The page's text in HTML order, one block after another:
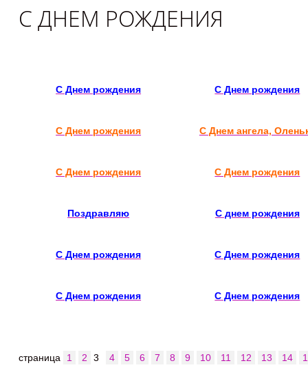
С ДНЕМ РОЖДЕНИЯ
С Днем рождения С Днем рождения
С Днем рождения С Днем ангела,
С Днем рождения С Днем рождения
Поздравляю С днем рождения
С Днем рождения С Днем рождения
С Днем рождения С Днем рождения
страница 1 2 3 4 5 6 7 8 9 10 11 12 13 14